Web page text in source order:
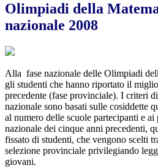
Olimpiadi della
nazionale 2008
Alla fase nazionale delle Olimpiadi
gli studenti che hanno riportato il
precedente (fase provinciale). I criteri
nazionale sono basati sulle cosiddette
al numero delle scuole partecipanti e
nazionale dei cinque anni precedenti,
fissato di studenti, che vengono scelti
selezione provinciale privilegiando
giovani.